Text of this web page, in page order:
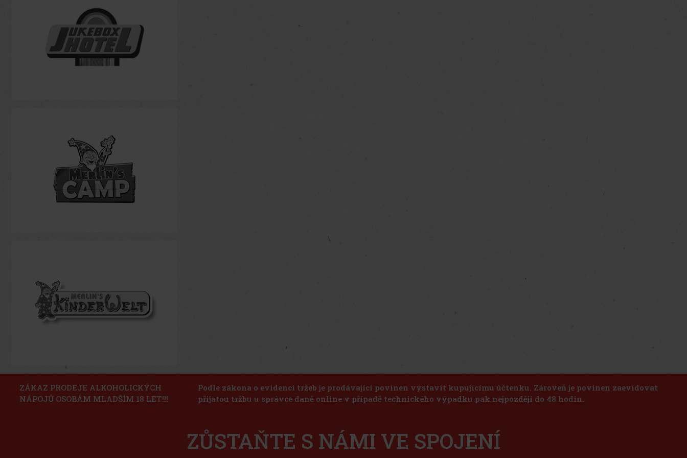
ZÁKAZ PRODEJE ALKOHOLICKÝCH
NÁPOJŮ OSOBÁM MLADŠÍM 18 LET!!!
Podle zákona o evidenci tržeb je prodávající povinen vystavit kupujícímu účtenku. Zároveň je povinen zaevidovat
přijatou tržbu u správce daně online v případě technického výpadku pak nejpozději do 48 hodin.
ZŮSTAŇTE S NÁMI VE SPOJENÍ